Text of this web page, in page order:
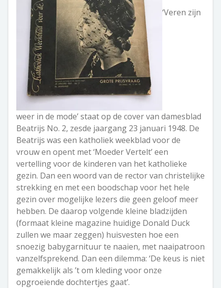
‘Veren zijn
weer in de mode’ staat op de cover van damesblad
Beatrijs No. 2, zesde jaargang 23 januari 1948. De
Beatrijs was een katholiek weekblad voor de
vrouw en opent met ‘Moeder Vertelt’ een
vertelling voor de kinderen van het katholieke
gezin. Dan een woord van de rector van christelijke
strekking en met een boodschap voor het hele
gezin over mogelijke lezers die geen geloof meer
hebben. De daarop volgende kleine bladzijden
(formaat kleine magazine huidige Donald Duck
zullen we maar zeggen) huisvesten hoe een
snoezig babygarnituur te naaien, met naaipatroon
vanzelfsprekend. Dan een dilemma: ‘De keus is niet
gemakkelijk als ’t om kleding voor onze
opgroeiende dochtertjes gaat’.